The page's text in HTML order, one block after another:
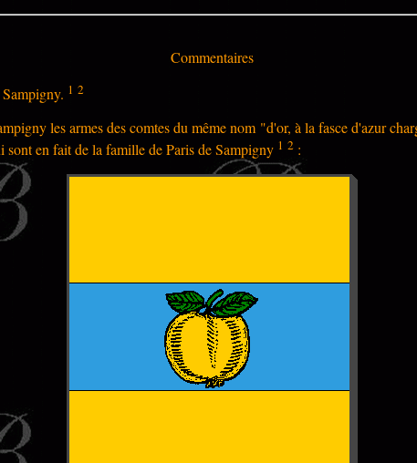
Commentaires
1 2
les armes des comtes du même nom "d'or, à la fasce d'azur
sont en fait de la famille de Paris de Sampigny 1 2 :